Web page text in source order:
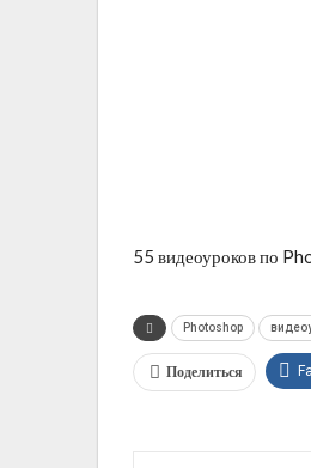
55 видеоуроков по
Photoshop
Поделиться